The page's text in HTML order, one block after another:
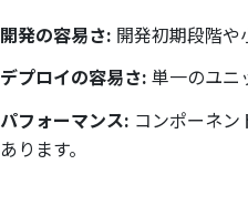
開発の容易さ: 開発初期段階や
デプロイの容易さ: 単一のユニ
パフォーマンス: コンポーネン
あります。